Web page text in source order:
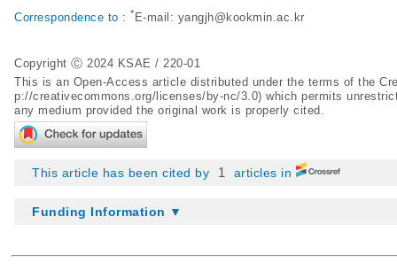
Correspondence to : * E-mail: yangjh@kookmin.ac.kr
Copyright Ⓒ 2024 KSAE / 220-01
This is an Open-Access article distributed under the terms of the
p://creativecommons.org/licenses/by-nc/3.0) which permits
any medium provided the original work is properly cited.
This article has been cited by 1 articles in
Funding Information ▼